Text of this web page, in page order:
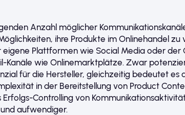
Anzahl möglicher
ihre Produkte im Onlinehandel zu
eigene Plattformen wie Social Media oder der
Kanäle wie Onlinemarktplätze. Zwar
für die Hersteller, gleichzeitig bedeutet es
in der Bereitstellung von Product
Erfolgs-Controlling von
aufwendiger.